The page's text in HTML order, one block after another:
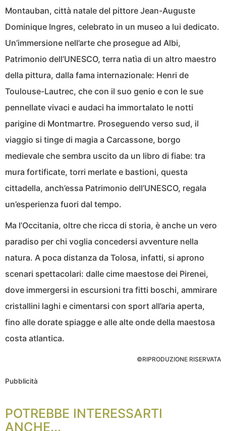
Montauban, città natale del pittore Jean-Auguste
Dominique Ingres, celebrato in un museo a lui dedicato.
Un’immersione nell’arte che prosegue ad Albi,
Patrimonio dell’UNESCO, terra natìa di un altro maestro
della pittura, dalla fama internazionale: Henri de
Toulouse-Lautrec, che con il suo genio e con le sue
pennellate vivaci e audaci ha immortalato le notti
parigine di Montmartre. Proseguendo verso sud, il
viaggio si tinge di magia a Carcassone, borgo
medievale che sembra uscito da un libro di fiabe: tra
mura fortificate, torri merlate e bastioni, questa
cittadella, anch’essa Patrimonio dell’UNESCO, regala
un’esperienza fuori dal tempo.
Ma l’Occitania, oltre che ricca di storia, è anche un vero
paradiso per chi voglia concedersi avventure nella
natura. A poca distanza da Tolosa, infatti, si aprono
scenari spettacolari: dalle cime maestose dei Pirenei,
dove immergersi in escursioni tra fitti boschi, ammirare
cristallini laghi e cimentarsi con sport all’aria aperta,
fino alle dorate spiagge e alle alte onde della maestosa
costa atlantica.
©RIPRODUZIONE RISERVATA
Pubblicità
POTREBBE INTERESSARTI
ANCHE...